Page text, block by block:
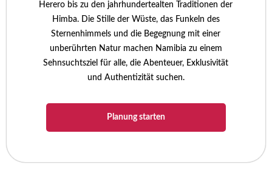
Herero bis zu den jahrhundertealten Traditionen der
Himba. Die Stille der Wüste, das Funkeln des
Sternenhimmels und die Begegnung mit einer
unberührten Natur machen Namibia zu einem
Sehnsuchtsziel für alle, die Abenteuer, Exklusivität
und Authentizität suchen.
Planung starten